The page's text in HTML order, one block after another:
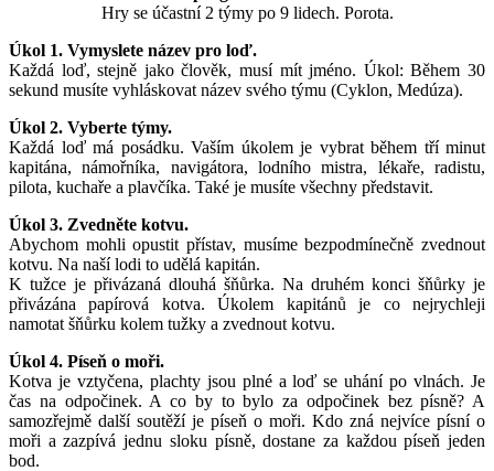
Hry se účastní 2 týmy po 9 lidech. Porota.
Úkol 1. Vymyslete název pro loď.
Každá loď, stejně jako člověk, musí mít jméno. Úkol: Během 30
sekund musíte vyhláskovat název svého týmu (Cyklon, Medúza).
Úkol 2. Vyberte týmy.
Každá loď má posádku. Vaším úkolem je vybrat během tří minut
kapitána, námořníka, navigátora, lodního mistra, lékaře, radistu,
pilota, kuchaře a plavčíka. Také je musíte všechny představit.
Úkol 3. Zvedněte kotvu.
Abychom mohli opustit přístav, musíme bezpodmínečně zvednout
kotvu. Na naší lodi to udělá kapitán.
K tužce je přivázaná dlouhá šňůrka. Na druhém konci šňůrky je
přivázána papírová kotva. Úkolem kapitánů je co nejrychleji
namotat šňůrku kolem tužky a zvednout kotvu.
Úkol 4. Píseň o moři.
Kotva je vztyčena, plachty jsou plné a loď se uhání po vlnách. Je
čas na odpočinek. A co by to bylo za odpočinek bez písně? A
samozřejmě další soutěží je píseň o moři. Kdo zná nejvíce písní o
moři a zazpívá jednu sloku písně, dostane za každou píseň jeden
bod.